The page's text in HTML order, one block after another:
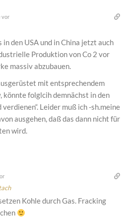
vor
in den USA und in China jetzt auch
Produktion von Co 2 vor
massiv abzubauen.
mit entsprechendem
folglcih demnächst in den
verdienen“. Leider muß ich -sh.meine
ausgehen, daß das dann nicht für
wird.
Kohle durch Gas. Fracking